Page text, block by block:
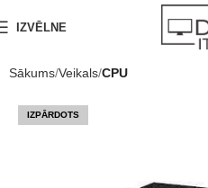
IZVĒLNE
Sākums Veikals CPU
IZPĀRDOTS